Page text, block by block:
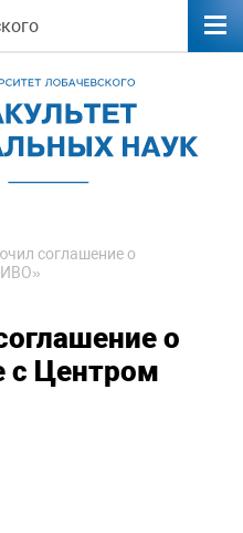
соглашение о
о
с Центром